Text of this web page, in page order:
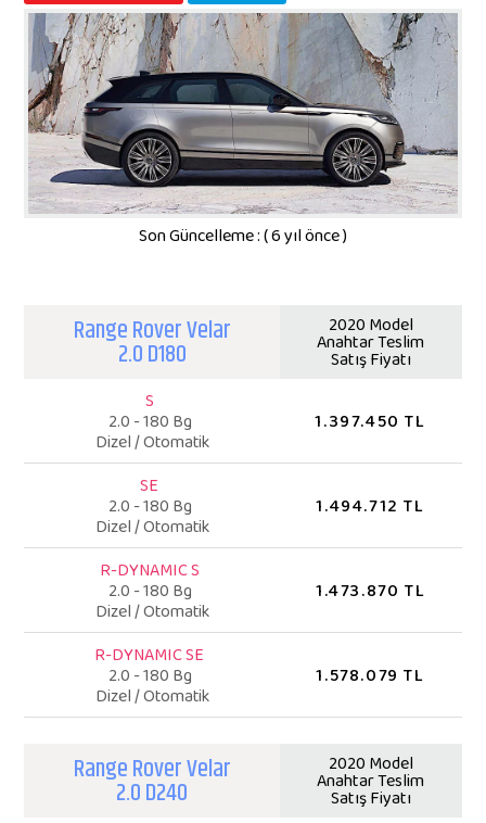
Son Güncelleme : ( 6 yıl önce )
Range Rover Velar
2.0 D180
2020 Model
Anahtar Teslim
Satış Fiyatı
S
2.0 - 180 Bg
Dizel / Otomatik
1.397.450 TL
SE
2.0 - 180 Bg
Dizel / Otomatik
1.494.712 TL
R-DYNAMIC S
2.0 - 180 Bg
Dizel / Otomatik
1.473.870 TL
R-DYNAMIC SE
2.0 - 180 Bg
Dizel / Otomatik
1.578.079 TL
Range Rover Velar
2.0 D240
2020 Model
Anahtar Teslim
Satış Fiyatı